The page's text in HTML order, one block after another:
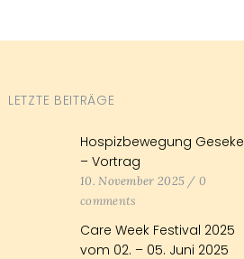
LETZTE BEITRÄGE
Hospizbewegung Geseke
– Vortrag
10. November 2025 /0
comments
Care Week Festival 2025
vom 02. – 05. Juni 2025